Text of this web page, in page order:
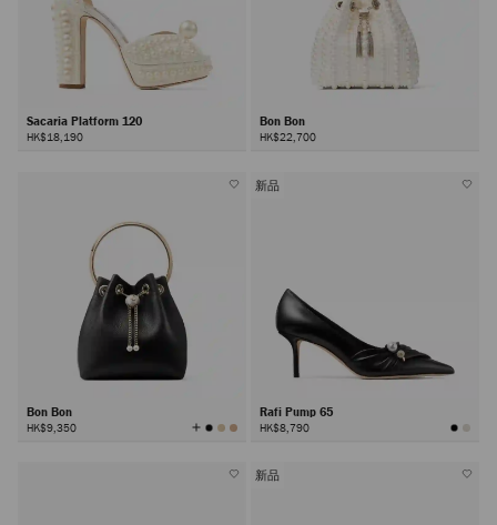
Sacaria Platform 120
HK$18,190
Bon Bon
HK$22,700
Bon Bon
HK$9,350 查
看
新品
Rafi Pump 65
HK$8,790
新品